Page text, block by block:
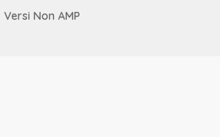
Versi Non AMP